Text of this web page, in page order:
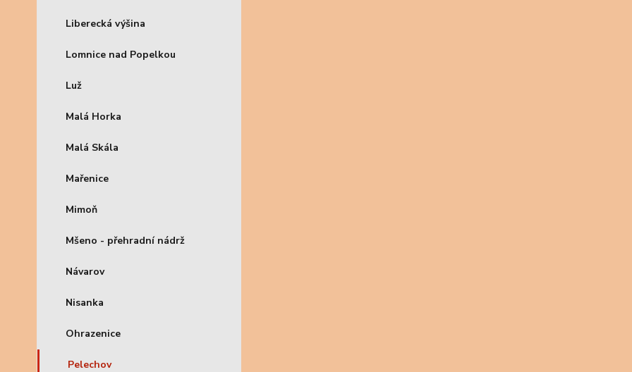
Liberecká výšina
Lomnice nad Popelkou
Luž
Malá Horka
Malá Skála
Mařenice
Mimoň
Mšeno - přehradní nádrž
Návarov
Nisanka
Ohrazenice
Pelechov